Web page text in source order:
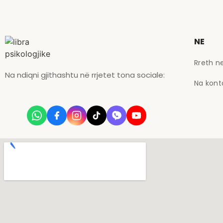
Na ndiqni gjithashtu në rrjetet tona sociale:
NE
Rreth
Na